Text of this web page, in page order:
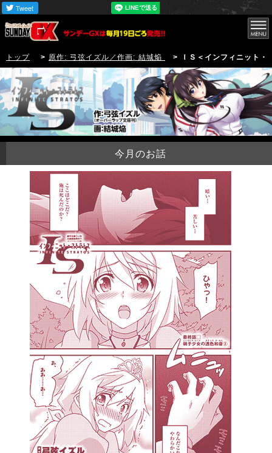
トップ > 原作: 弓弦イズル／作画: 結城焔 > ＩＳ＜インフィニット・
今月のお話